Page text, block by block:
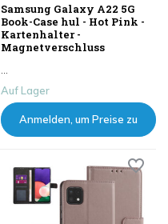
Samsung Galaxy A22 5G
Book-Case hul - Hot Pink -
Kartenhalter -
Magnetverschluss
...
Auf Lager
Anmelden, um Preise zu